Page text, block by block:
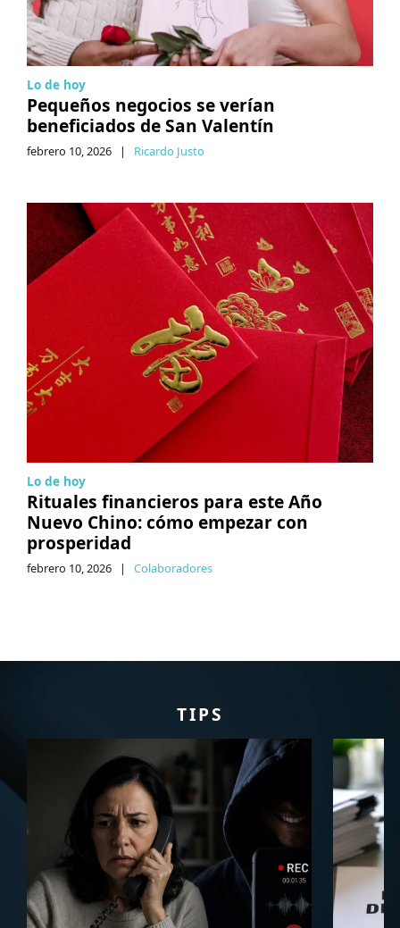
Lo de hoy
Pequeños negocios se verían
beneficiados de San Valentín
febrero 10, 2026 | Ricardo Justo
Lo de hoy
Rituales financieros para este Año
Nuevo Chino: cómo empezar con
prosperidad
febrero 10, 2026 | Colaboradores
TIPS